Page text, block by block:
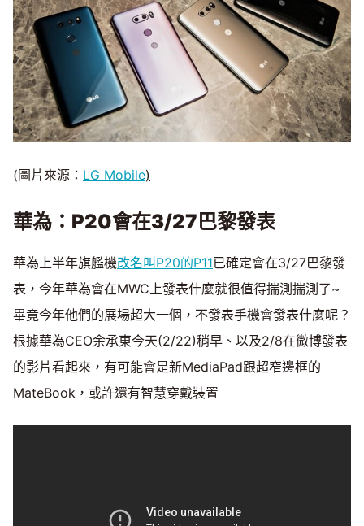
(圖片來源： LG Mobile)
華為：P20會在3/27巴黎發表
華為上半年旗艦機改名叫P20的P11已確定會在3/27巴黎發
表，今年華為會在MWC上發表什麼就很值得揣測揣測了~
畢竟今年他們的展場超大一個，不發表手機會發表什麼呢？
根據華為CEO余承東今天(2/22)稍早、以及2/8在微博發表
的影片看起來，有可能會是新MediaPad跟超窄邊框的
MateBook，或許還有智慧穿戴裝置